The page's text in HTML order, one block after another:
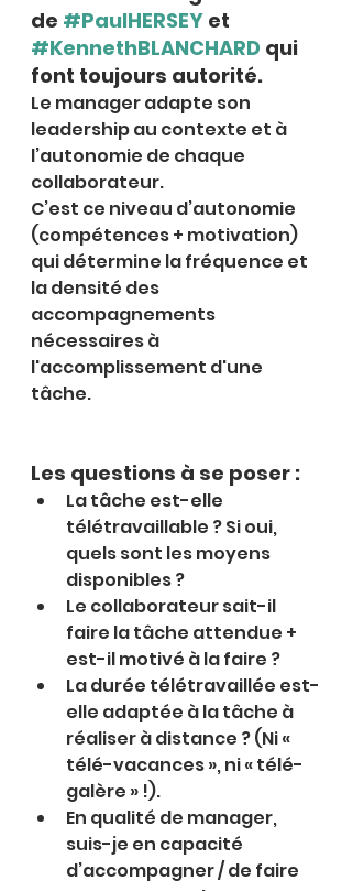
de #PaulHERSEY et
#KennethBLANCHARD qui
font toujours autorité.
Le manager adapte son
leadership au contexte et à
l’autonomie de chaque
collaborateur.
C’est ce niveau d’autonomie
(compétences + motivation)
qui détermine la fréquence et
la densité des
accompagnements
nécessaires à
l'accomplissement d'une
tâche.
Les questions à se poser :
La tâche est-elle
télétravaillable ? Si oui,
quels sont les moyens
disponibles ?
Le collaborateur sait-il
faire la tâche attendue +
est-il motivé à la faire ?
La durée télétravaillée est-
elle adaptée à la tâche à
réaliser à distance ? (Ni «
télé-vacances », ni « télé-
galère » !).
En qualité de manager,
suis-je en capacité
d’accompagner / de faire